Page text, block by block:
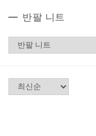
반팔 니트